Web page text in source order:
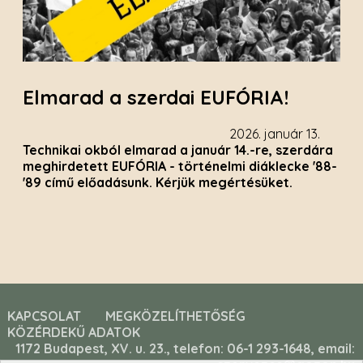
Elmarad a szerdai EUFÓRIA!
2026. január 13.
Technikai okból elmarad a január 14.-re, szerdára
meghirdetett EUFÓRIA - történelmi diáklecke '88-
'89 című előadásunk. Kérjük megértésüket.
KAPCSOLAT
MEGKÖZELÍTHETŐSÉG
KÖZÉRDEKŰ ADATOK
1172 Budapest, XV. u. 23., telefon: 06-1 293-1648, email: